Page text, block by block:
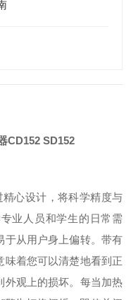
CD152 SD152
心设计，将科学精度与
业人员和学生的日常需
于从用户身上偏转。带有
味着您可以清楚地看到正
观上的损坏。 每当加热